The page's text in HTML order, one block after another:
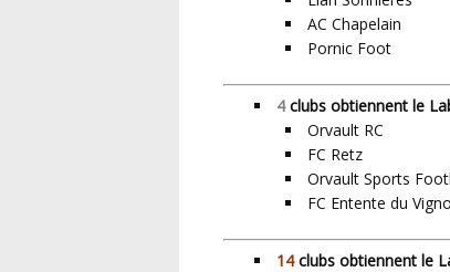
AC Chapelain
Pornic Foot
4clubs obtiennent le
Orvault RC
FC Retz
Orvault Sports
FC Entente du
14clubs obtiennent le